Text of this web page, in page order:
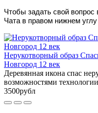
Чтобы задать свой вопрос
Чата в правом нижнем углу
Нерукотворный образ
Новгород 12 век
Деревянная икона спас
возможностями технологии
3500рубл